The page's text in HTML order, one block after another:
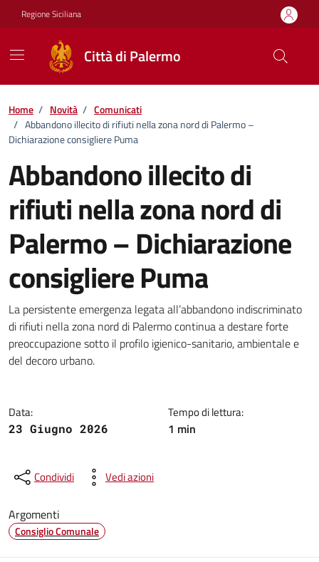
Vai ai contenuti
Vai al footer
Regione Siciliana
Città di Palermo
Home / Novità / Comunicati
/ Abbandono illecito di rifiuti nella zona nord di Palermo –
Dichiarazione consigliere Puma
Abbandono illecito di
rifiuti nella zona nord di
Palermo – Dichiarazione
consigliere Puma
Dettagli della notizia
La persistente emergenza legata all’abbandono indiscriminato
di rifiuti nella zona nord di Palermo continua a destare forte
preoccupazione sotto il profilo igienico-sanitario, ambientale e
del decoro urbano.
Data:
23 Giugno 2026
Tempo di lettura:
1 min
Condividi Vedi azioni
Argomenti
Consiglio Comunale